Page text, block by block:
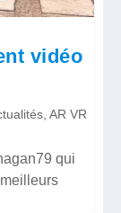
vidéo
,AR VR
qui